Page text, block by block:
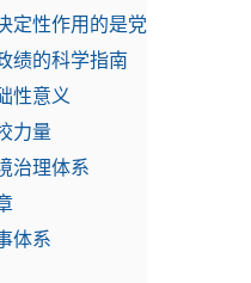
定性作用的是党
绩的科学指南
性意义
力量
治理体系
体系